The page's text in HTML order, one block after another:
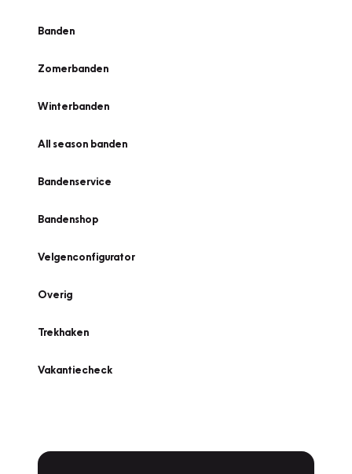
Banden
Zomerbanden
Winterbanden
All season banden
Bandenservice
Bandenshop
Velgenconfigurator
Overig
Trekhaken
Vakantiecheck